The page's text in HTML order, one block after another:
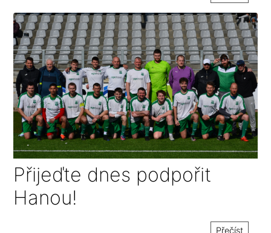
Přijeďte dnes podpořit
Hanou!
Přečíst